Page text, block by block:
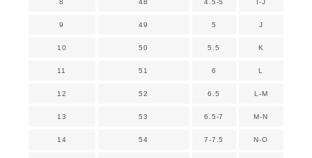
8 48 4.5-5 I-J
9 49 5 J
10 50 5.5 K
11 51 6 L
12 52 6.5 L-M
13 53 6.5-7 M-N
14 54 7-7.5 N-O